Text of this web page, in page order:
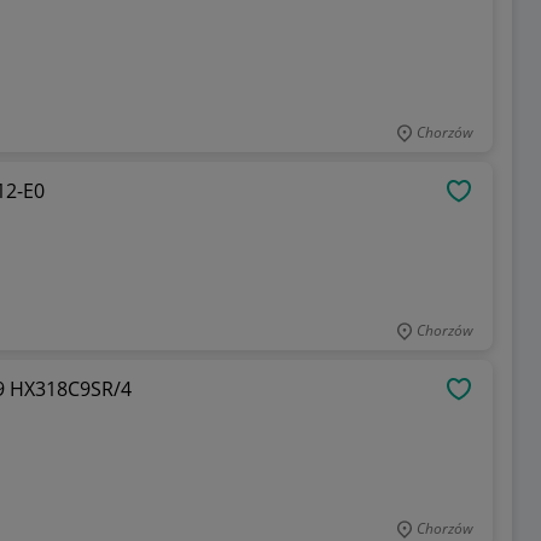
Chorzów
E0
Chorzów
HX318C9SR/4
Chorzów